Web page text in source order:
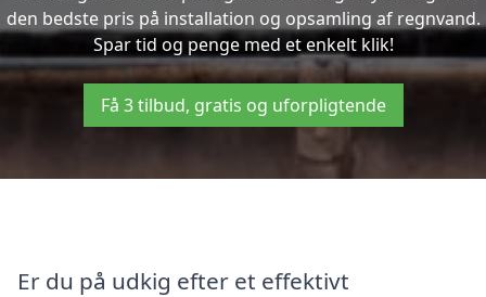
den bedste pris på installation og opsamling af regnvand.
Spar tid og penge med et enkelt klik!
Få 3 tilbud, gratis og uforpligtende
Er du på udkig efter et effektivt